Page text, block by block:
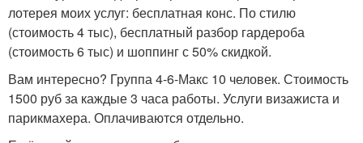
лотерея моих услуг: бесплатная конс. По стилю
(стоимость 4 тыс), бесплатный разбор гардероба
(стоимость 6 тыс) и шоппинг с 50% скидкой.
Вам интересно? Группа 4-6-Макс 10 человек. Стоимость
1500 руб за каждые 3 часа работы. Услуги визажиста и
парикмахера. Оплачиваются отдельно.